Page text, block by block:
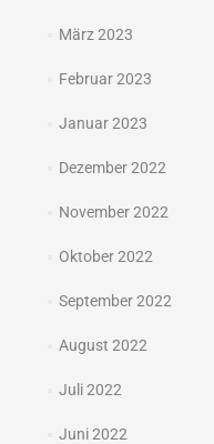
März 2023
Februar 2023
Januar 2023
Dezember 2022
November 2022
Oktober 2022
September 2022
August 2022
Juli 2022
Juni 2022